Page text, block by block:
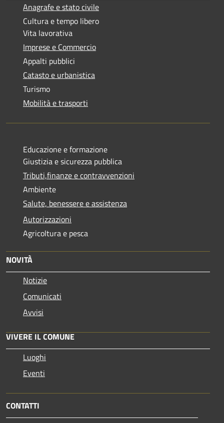
Anagrafe e stato civile
Cultura e tempo libero
Vita lavorativa
Imprese e Commercio
Appalti pubblici
Catasto e urbanistica
Turismo
Mobilità e trasporti
Educazione e formazione
Giustizia e sicurezza pubblica
Tributi,finanze e contravvenzioni
Ambiente
Salute, benessere e assistenza
Autorizzazioni
Agricoltura e pesca
NOVITÀ
Notizie
Comunicati
Avvisi
VIVERE IL COMUNE
Luoghi
Eventi
CONTATTI